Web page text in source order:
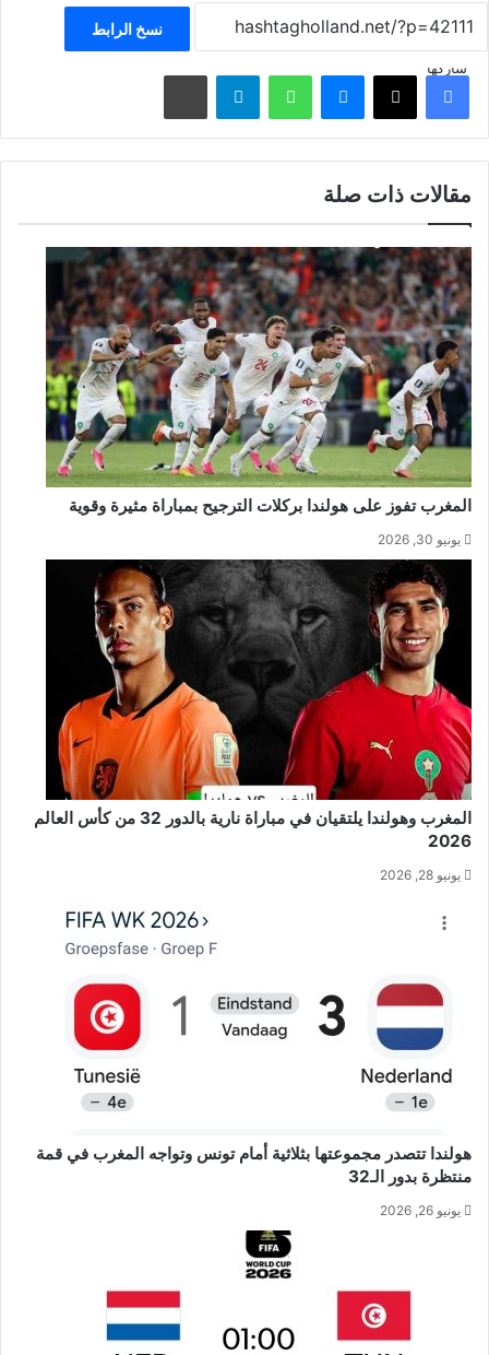
نسخ الرابط
شاركهافيسبوك ‫X ماسنجر واتساب تيلقرام مشاركة عبر البريد
مقالات ذات صلة
المغرب تفوز على هولندا بركلات الترجيح بمباراة مثيرة وقوية
يونيو 30, 2026
المغرب وهولندا يلتقيان في مباراة نارية بالدور 32 من كأس العالم
2026
يونيو 28, 2026
هولندا تتصدر مجموعتها بثلاثية أمام تونس وتواجه المغرب في قمة
منتظرة بدور الـ32
يونيو 26, 2026